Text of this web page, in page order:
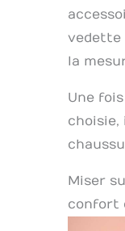
vedette
la
Une
choisie,
Miser
confort